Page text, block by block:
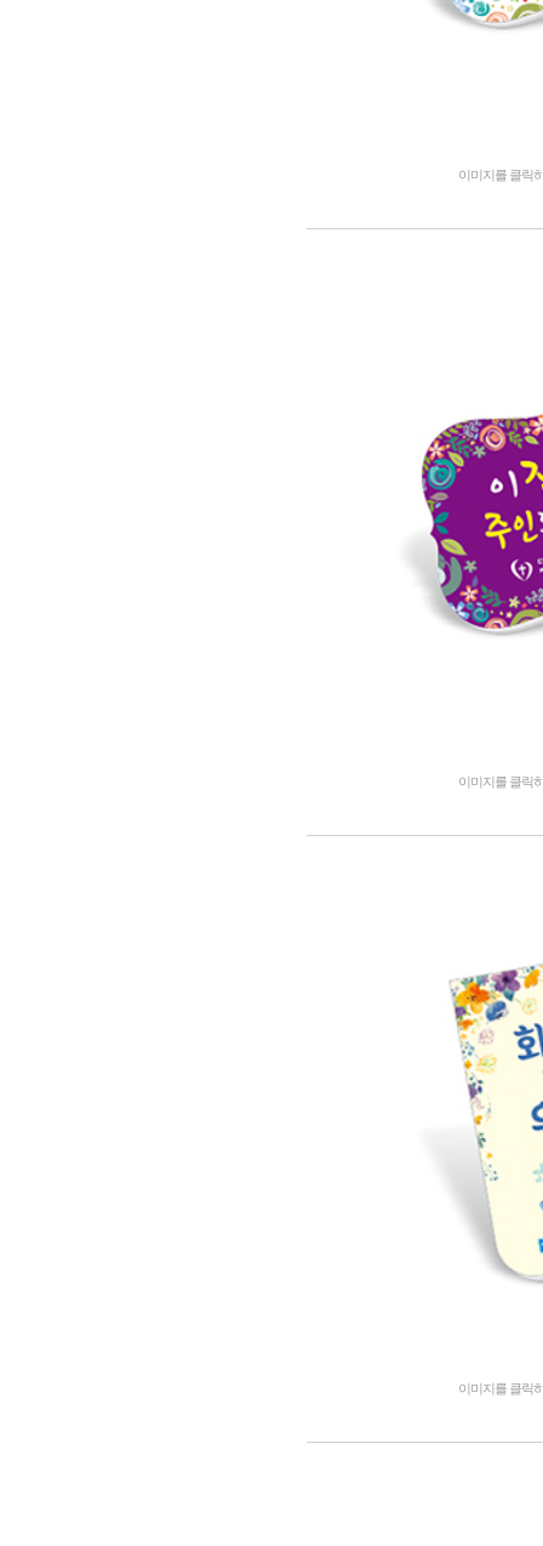
이미지를 클릭
이미지를 클릭
이미지를 클릭